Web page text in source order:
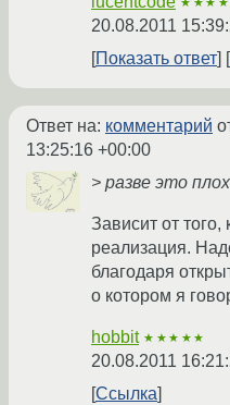
20.08.2011
Показать ответ
Ответ на: комментарий
13:25:16 +00:00
> разве это
Зависит от того,
реализация.
благодаря
о котором я
hobbit ★★★★★
20.08.2011
Ссылка